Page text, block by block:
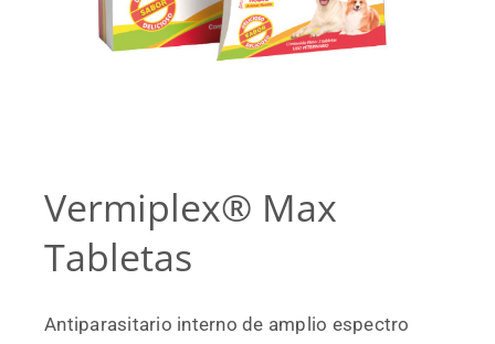
Vermiplex® Max
Tabletas
Antiparasitario interno de amplio espectro